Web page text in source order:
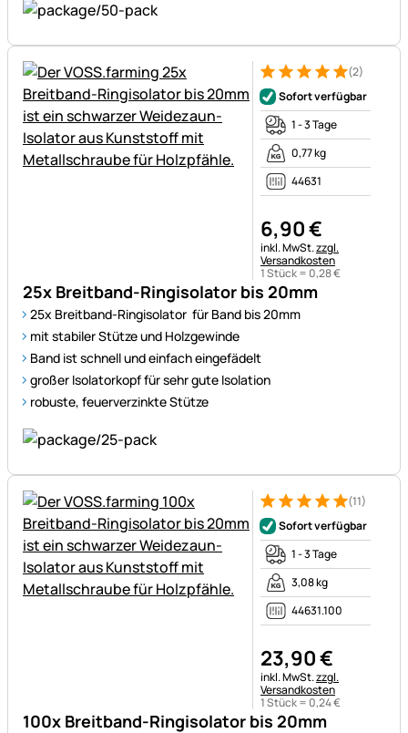
25x Breitband-Ringisolator bis 20mm
25x Breitband-Ringisolator für Band bis 20mm
mit stabiler Stütze und Holzgewinde
Band ist schnell und einfach eingefädelt
großer Isolatorkopf für sehr gute Isolation
robuste, feuerverzinkte Stütze
Bewertung: 5 von 5 (2
2 Bewertungen
(2)
Sofort verfügbar
1 - 3 Tage
0,77 kg
44631
6,90€
Steuerhinweis:
inkl. MwSt.zzgl.
Versandkosten
1 Stück = 0,28€
100x Breitband-Ringisolator bis 20mm
Bewertung: 5 von 5 (11
11 Bewertungen
(11)
Sofort verfügbar
1 - 3 Tage
3,08 kg
44631.100
23,90€
Steuerhinweis:
inkl. MwSt.zzgl.
Versandkosten
1 Stück = 0,24€